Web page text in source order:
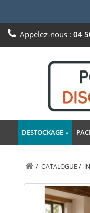
Appelez-nous : 04
DESTOCKAGE
/ CATALOGUE /